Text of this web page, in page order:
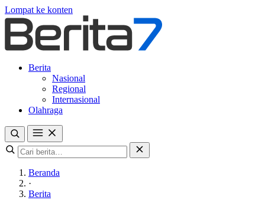
Lompat ke konten
Berita
Nasional
Regional
Internasional
Olahraga
Beranda
·
Berita